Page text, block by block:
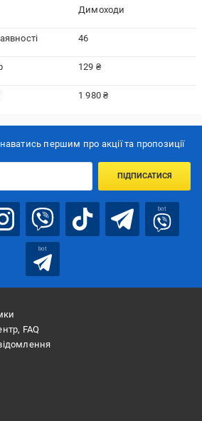
Димоходи
46
129 ₴
1 980 ₴
першим про акції та пропозиції
ПІДПИСАТИСЯ
bot
bot
FAQ